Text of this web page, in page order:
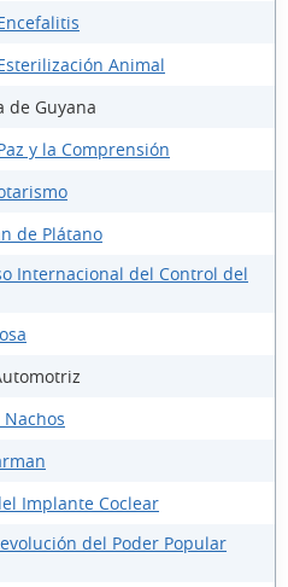
Animal
de Guyana
y la Comprensión
de Plátano
Internacional del Control del
Implante Coclear
del Poder Popular